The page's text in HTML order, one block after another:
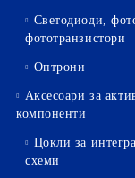
Светодиоди,
фототранзистори
Оптрони
Аксесоари за
компоненти
Цокли за
схеми